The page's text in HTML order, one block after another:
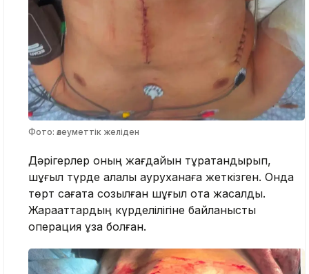
Фото: әлеуметтік желіден
Дәрігерлер оның жағдайын тұрақтандырып,
шұғыл түрде қалалық ауруханаға жеткізген. Онда
төрт сағатқа созылған шұғыл ота жасалды.
Жарақаттардың күрделілігіне байланысты
операция ұзақ болған.